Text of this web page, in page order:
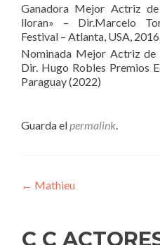
Ganadora Mejor Actriz
lloran» – Dir.Marcelo
Festival – Atlanta, USA,
Nominada Mejor Actriz de
Dir. Hugo Robles Premios
Paraguay (2022)
Guarda elpermalink.
Navegación
entradas
← Mathieu
C C